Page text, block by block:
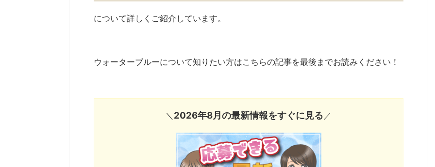
について詳しくご紹介しています。
ウォーターブルーについて知りたい方はこちらの記事を最後までお読みください！
＼ 2026年8月の最新情報をすぐに見る ／